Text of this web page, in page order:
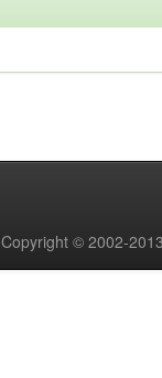
Copyright © 2002-2013